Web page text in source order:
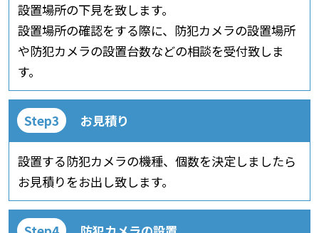
設置場所の下見を致します。
設置場所の確認をする際に、防犯カメラの設置場所
や防犯カメラの設置台数などの相談を受付致しま
す。
お見積り
設置する防犯カメラの機種、個数を決定しましたら
お見積りをお出し致します。